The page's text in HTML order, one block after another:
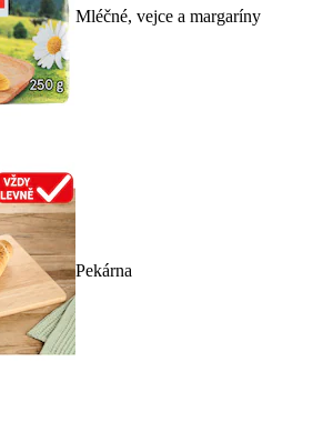
Mléčné, vejce a margaríny
Pekárna